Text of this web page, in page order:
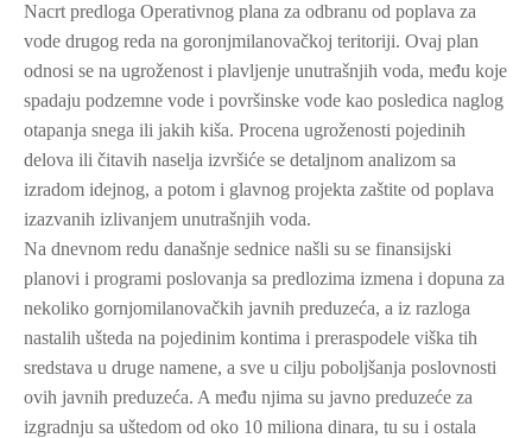
Nacrt predloga Operativnog plana za odbranu od poplava za
vode drugog reda na goronjmilanovačkoj teritoriji. Ovaj plan
odnosi se na ugroženost i plavljenje unutrašnjih voda, među koje
spadaju podzemne vode i površinske vode kao posledica naglog
otapanja snega ili jakih kiša. Procena ugroženosti pojedinih
delova ili čitavih naselja izvršiće se detaljnom analizom sa
izradom idejnog, a potom i glavnog projekta zaštite od poplava
izazvanih izlivanjem unutrašnjih voda.
Na dnevnom redu današnje sednice našli su se finansijski
planovi i programi poslovanja sa predlozima izmena i dopuna za
nekoliko gornjomilanovačkih javnih preduzeća, a iz razloga
nastalih ušteda na pojedinim kontima i preraspodele viška tih
sredstava u druge namene, a sve u cilju poboljšanja poslovnosti
ovih javnih preduzeća. A među njima su javno preduzeće za
izgradnju sa uštedom od oko 10 miliona dinara, tu su i ostala